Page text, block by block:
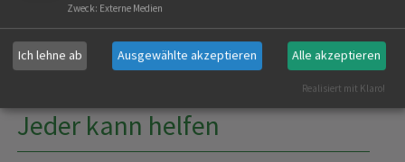
Jeder kann helfen
Zweck: Externe Medien
Ich lehne ab Ausgewählte akzeptieren Alle akzeptieren
Realisiert mit Klaro!